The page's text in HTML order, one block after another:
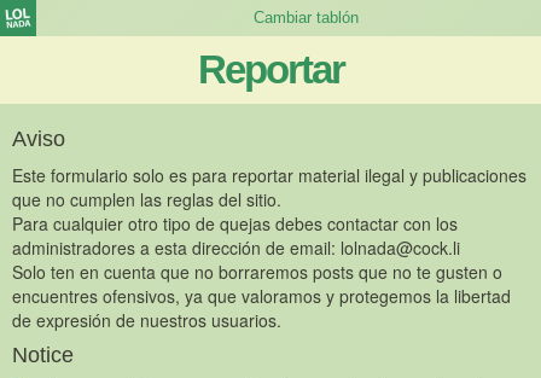
Reportar
Aviso
Este formulario solo es para reportar material ilegal y publicaciones
que no cumplen las reglas del sitio.
Para cualquier otro tipo de quejas debes contactar con los
administradores a esta dirección de email: lolnada@cock.li
Solo ten en cuenta que no borraremos posts que no te gusten o
encuentres ofensivos, ya que valoramos y protegemos la libertad
de expresión de nuestros usuarios.
Notice